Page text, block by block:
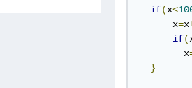
if(x<
      x
=x
if(
        x
}